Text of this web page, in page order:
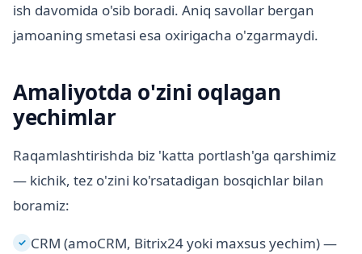
ish davomida o'sib boradi. Aniq savollar bergan
jamoaning smetasi esa oxirigacha o'zgarmaydi.
Amaliyotda o'zini oqlagan
yechimlar
Raqamlashtirishda biz 'katta portlash'ga qarshimiz
— kichik, tez o'zini ko'rsatadigan bosqichlar bilan
boramiz:
✓ CRM (amoCRM, Bitrix24 yoki maxsus yechim) —